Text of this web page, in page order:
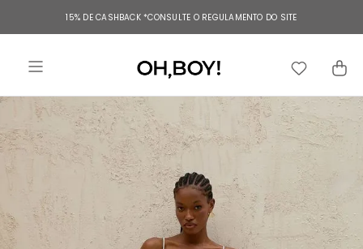
15% DE CASHBACK *CONSULTE O REGULAMENTO DO SITE
TERMOS MAIS BUSCADOS
vestido longo
3º
blusa
4 º
vestido midi
calça
calça jeans
tricot